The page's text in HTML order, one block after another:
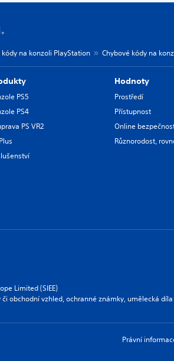
kódy na konzoli PlayStation Chybové kódy na
PS5
PS4
PS VR2
Hodnoty
Prostředí
Přístupnost
Online
Různorodost,
Limited (SIEE)
obchodní vzhled, ochranné známky, umělecká
Právní